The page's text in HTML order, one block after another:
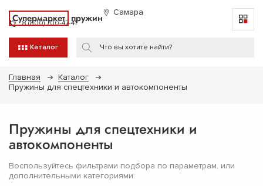
Супермаркет пружин Самара
8 (800) 700-47-41
Каталог
Главная
Каталог
Пружины для спецтехники и автокомпоненты
Пружины для спецтехники и
автокомпоненты
Воспользуйтесь фильтрами подбора по параметрам, или
дополнительными категориями: